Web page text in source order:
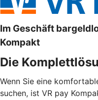
Im Geschäft
Kompakt
Die
Wenn Sie eine
suchen, ist VR pay